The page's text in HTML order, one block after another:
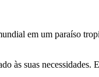
em um paraíso
às suas